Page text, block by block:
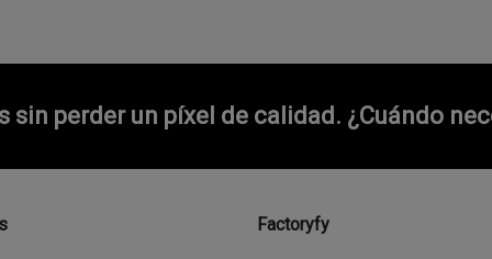
sin perder un píxel de calidad. ¿Cuándo
Factoryfy